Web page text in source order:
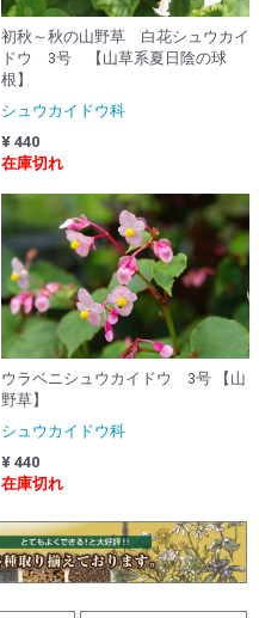
初秋～秋の山野草 白花シュウカイ
ドウ 3号 【山草系夏日陰の球
根】
シュウカイドウ科
¥ 440
在庫切れ
ウラベニシュウカイドウ 3号 【山
野草】
シュウカイドウ科
¥ 440
在庫切れ